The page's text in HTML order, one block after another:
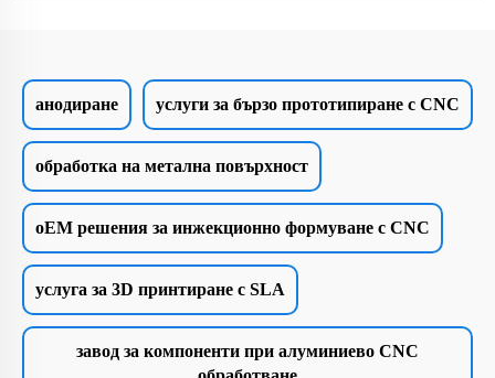
анодиране услуги за бързо прототипиране с CNC
обработка на метална повърхност
oEM решения за инжекционно формуване с CNC
услуга за 3D принтиране с SLA
завод за компоненти при алуминиево CNC